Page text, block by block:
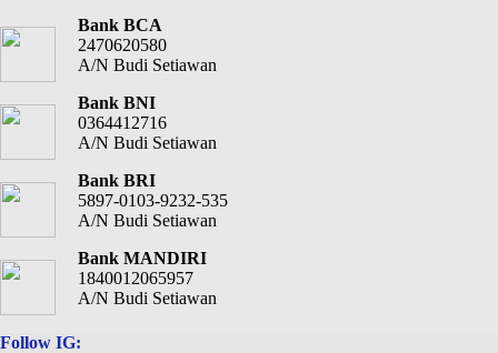
Bank BCA
2470620580
A/N Budi Setiawan
Bank BNI
0364412716
A/N Budi Setiawan
Bank BRI
5897-0103-9232-535
A/N Budi Setiawan
Bank MANDIRI
1840012065957
A/N Budi Setiawan
Follow IG: